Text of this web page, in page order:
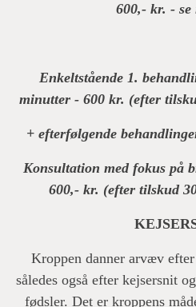
600,- kr. - se
Enkeltstående 1.
minutter - 600 kr. (efter
+ efterfølgende
Konsultation med fokus på
600,- kr. (efter tilskud
Kroppen danner arvæv
således også efter kejsersnit
fødsler. Det er kroppens